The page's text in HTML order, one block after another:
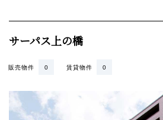
サーパス上の橋
賃貸物件 0
販売物件 0